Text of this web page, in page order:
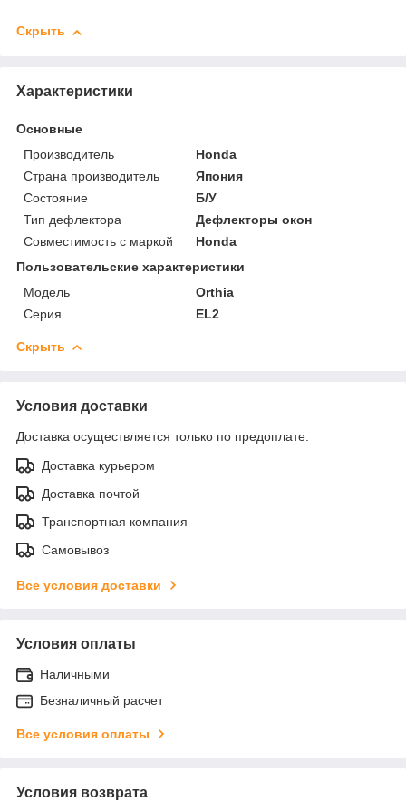
Скрыть
Характеристики
Основные
Производитель
Honda
Страна производитель
Япония
Состояние
Б/У
Тип дефлектора
Дефлекторы окон
Совместимость с маркой
Honda
Пользовательские характеристики
Модель
Orthia
Серия
EL2
Скрыть
Условия доставки
Доставка осуществляется только по предоплате.
Доставка курьером
Доставка почтой
Транспортная компания
Самовывоз
Все условия доставки
Условия оплаты
Наличными
Безналичный расчет
Все условия оплаты
Условия возврата